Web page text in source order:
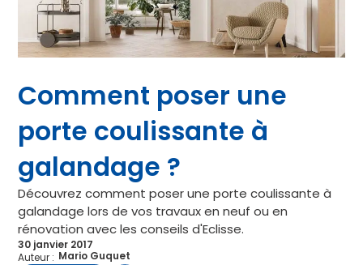
Comment poser une
porte coulissante à
galandage ?
Découvrez comment poser une porte coulissante à
galandage lors de vos travaux en neuf ou en
rénovation avec les conseils d'Eclisse.
30 janvier 2017
Auteur : Mario Guquet